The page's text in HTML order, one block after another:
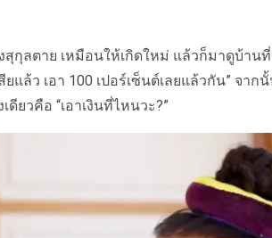
กุลตาย เหมือนให้เกิดใหม่ แล้วก็มาดูบ้านที่
ยแล้ว เอา 100 เปอร์เซ็นต์เลยแล้วกัน” จา
ยวคือ “เอาเงินที่ไหนวะ?”